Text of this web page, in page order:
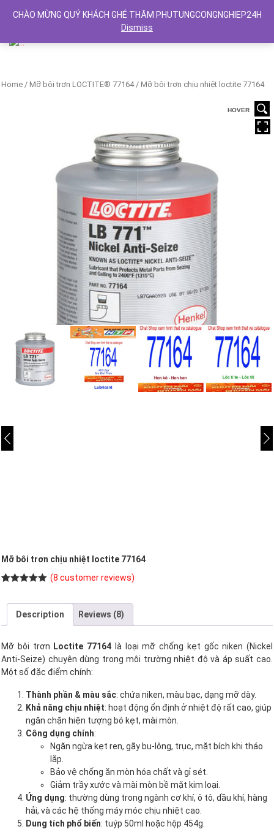
Home / Mỡ bôi trơn LOCTITE® 77164/ Mỡ bôi trơn chịu nhiệt loctite 77164
HOVER
Mỡ bôi trơn chịu nhiệt loctite 77164
based on
customer
ratings
(8 customer reviews)
Description Reviews (8)
Mỡ bôi trơn Loctite 77164 là loại mỡ chống kẹt gốc niken (Nickel
Anti-Seize) chuyên dùng trong môi trường nhiệt độ và áp suất cao.
Một số đặc điểm chính:
Thành phần & màu sắc: chứa niken, màu bạc, dạng mỡ dày.
Khả năng chịu nhiệt: hoạt động ổn định ở nhiệt độ rất cao, giúp
ngăn chặn hiện tượng bó kẹt, mài mòn.
Công dụng chính:
Ngăn ngừa kẹt ren, gãy bu-lông, trục, mặt bích khi tháo
lắp.
Bảo vệ chống ăn mòn hóa chất và gỉ sét.
Giảm trầy xước và mài mòn bề mặt kim loại.
Ứng dụng: thường dùng trong ngành cơ khí, ô tô, dầu khí, hàng
hải, và các hệ thống máy móc chịu nhiệt cao.
Dung tích phổ biến: tuýp 50ml hoặc hộp 454g.
CHÀO MỪNG QUÝ KHÁCH GHÉ THĂM PHUTUNGCONGNGHIEP24H
Dismiss